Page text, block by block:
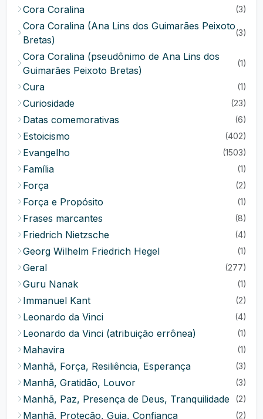
Cora Coralina (3)
Cora Coralina (Ana Lins dos Guimarães Peixoto
Bretas)
(3)
Cora Coralina (pseudônimo de Ana Lins dos
Guimarães Peixoto Bretas)
(1)
Cura (1)
Curiosidade (23)
Datas comemorativas (6)
Estoicismo (402)
Evangelho (1503)
Família (1)
Força (2)
Força e Propósito (1)
Frases marcantes (8)
Friedrich Nietzsche (4)
Georg Wilhelm Friedrich Hegel (1)
Geral (277)
Guru Nanak (1)
Immanuel Kant (2)
Leonardo da Vinci (4)
Leonardo da Vinci (atribuição errônea) (1)
Mahavira (1)
Manhã, Força, Resiliência, Esperança (3)
Manhã, Gratidão, Louvor (3)
Manhã, Paz, Presença de Deus, Tranquilidade (2)
Manhã, Proteção, Guia, Confiança (2)